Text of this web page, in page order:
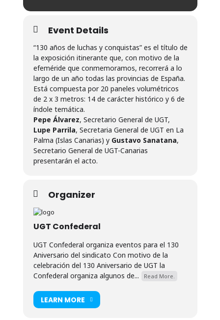
Event Details
“130 años de luchas y conquistas” es el título de
la exposición itinerante que, con motivo de la
efeméride que conmemoramos, recorrerá a lo
largo de un año todas las provincias de España.
Está compuesta por 20 paneles volumétricos
de 2 x 3 metros: 14 de carácter histórico y 6 de
índole temática.
Pepe Álvarez, Secretario General de UGT,
Lupe Parrila, Secretaria General de UGT en La
Palma (Islas Canarias) y Gustavo Sanatana,
Secretario General de UGT-Canarias
presentarán el acto.
Organizer
UGT Confederal
UGT Confederal organiza eventos para el 130
Aniversario del sindicato Con motivo de la
celebración del 130 Aniversario de UGT la
Confederal organiza algunos de...
Read More.
LEARN MORE